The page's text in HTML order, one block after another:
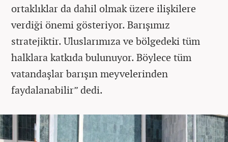
ortaklıklar da dahil olmak üzere ilişkilere
verdiği önemi gösteriyor. Barışımız
stratejiktir. Uluslarımıza ve bölgedeki tüm
halklara katkıda bulunuyor. Böylece tüm
vatandaşlar barışın meyvelerinden
faydalanabilir” dedi.